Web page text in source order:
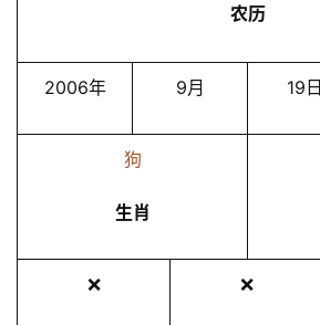
农历
2006年 9月 19日
狗
生肖
❌ ❌